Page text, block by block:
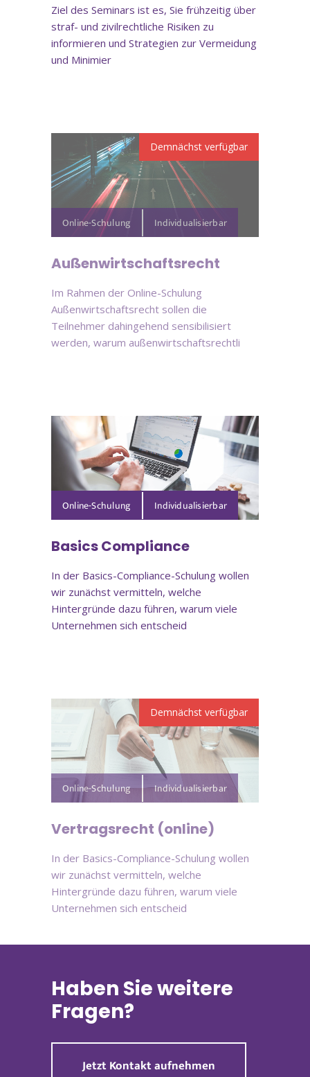
Ziel des Seminars ist es, Sie frühzeitig über
straf- und zivilrechtliche Risiken zu
informieren und Strategien zur Vermeidung
und Minimier
Online-Schulung
Außenwirtschaftsrecht
Im Rahmen der Online-Schulung
Außenwirtschaftsrecht sollen die
Teilnehmer dahingehend sensibilisiert
werden, warum außenwirtschaftsrechtli
Online-Schulung
Basics Compliance
In der Basics-Compliance-Schulung wollen
wir zunächst vermitteln, welche
Hintergründe dazu führen, warum viele
Unternehmen sich entscheid
Online-Schulung
Vertragsrecht (online)
In der Basics-Compliance-Schulung wollen
wir zunächst vermitteln, welche
Hintergründe dazu führen, warum viele
Unternehmen sich entscheid
Haben Sie weitere
Fragen?
Jetzt Kontakt aufnehmen